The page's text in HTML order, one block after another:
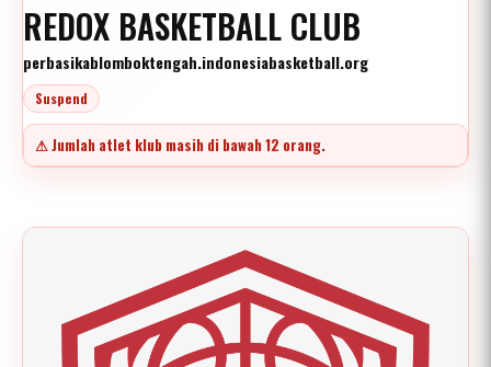
REDOX BASKETBALL CLUB
perbasikablomboktengah.indonesiabasketball.org
Suspend
⚠ Jumlah atlet klub masih di bawah 12 orang.